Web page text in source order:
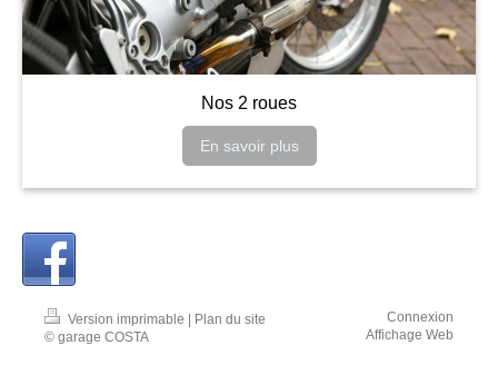
Nos 2 roues
En savoir plus
Version imprimable
Plan du site
© garage COSTA
Connexion
Affichage Web